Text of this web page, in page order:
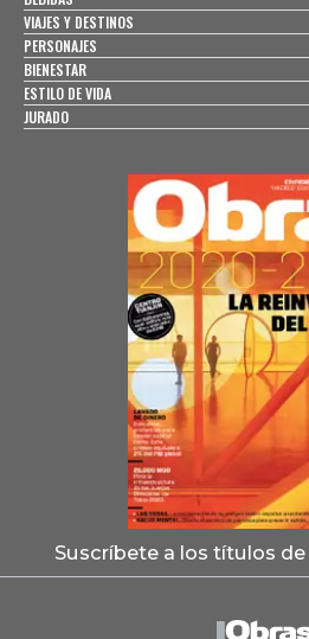
VIAJES Y DESTINOS
PERSONAJES
BIENESTAR
ESTILO DE VIDA
JURADO
Suscríbete a los títulos